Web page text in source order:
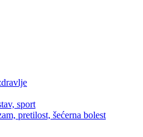
sport
pretilost, šećerna bolest